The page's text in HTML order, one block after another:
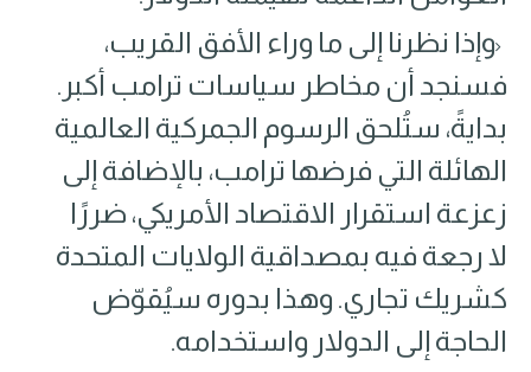
وإذا نظرنا إلى ما وراء الأفق القريب،
فسنجد أن مخاطر سياسات ترامب أكبر.
بدايةً، ستُلحق الرسوم الجمركية العالمية
الهائلة التي فرضها ترامب، بالإضافة إلى
زعزعة استقرار الاقتصاد الأمريكي، ضررًا
لا رجعة فيه بمصداقية الولايات المتحدة
كشريك تجاري. وهذا بدوره سيُقوّض
الحاجة إلى الدولار واستخدامه.